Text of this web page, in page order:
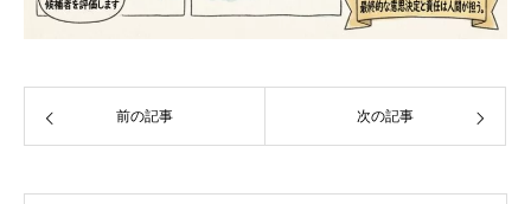
前の記事 次の記事